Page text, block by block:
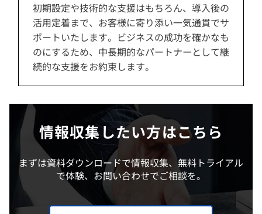
初期設定や技術的な支援はもちろん、導入後の
活用定着まで、お客様に寄り添い一気通貫でサ
ポートいたします。ビジネスの成功を確かなも
のにするため、中長期的なパートナーとして継
続的な支援をお約束します。
情報収集したい方はこちら
まずは資料ダウンロードで情報収集、無料トライアル
で体験、お問い合わせでご相談を。